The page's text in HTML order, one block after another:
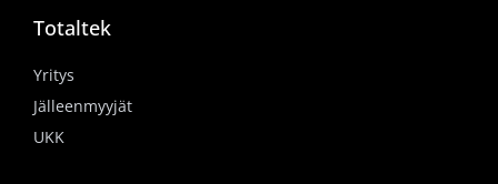
Totaltek
Yritys
Jälleenmyyjät
UKK